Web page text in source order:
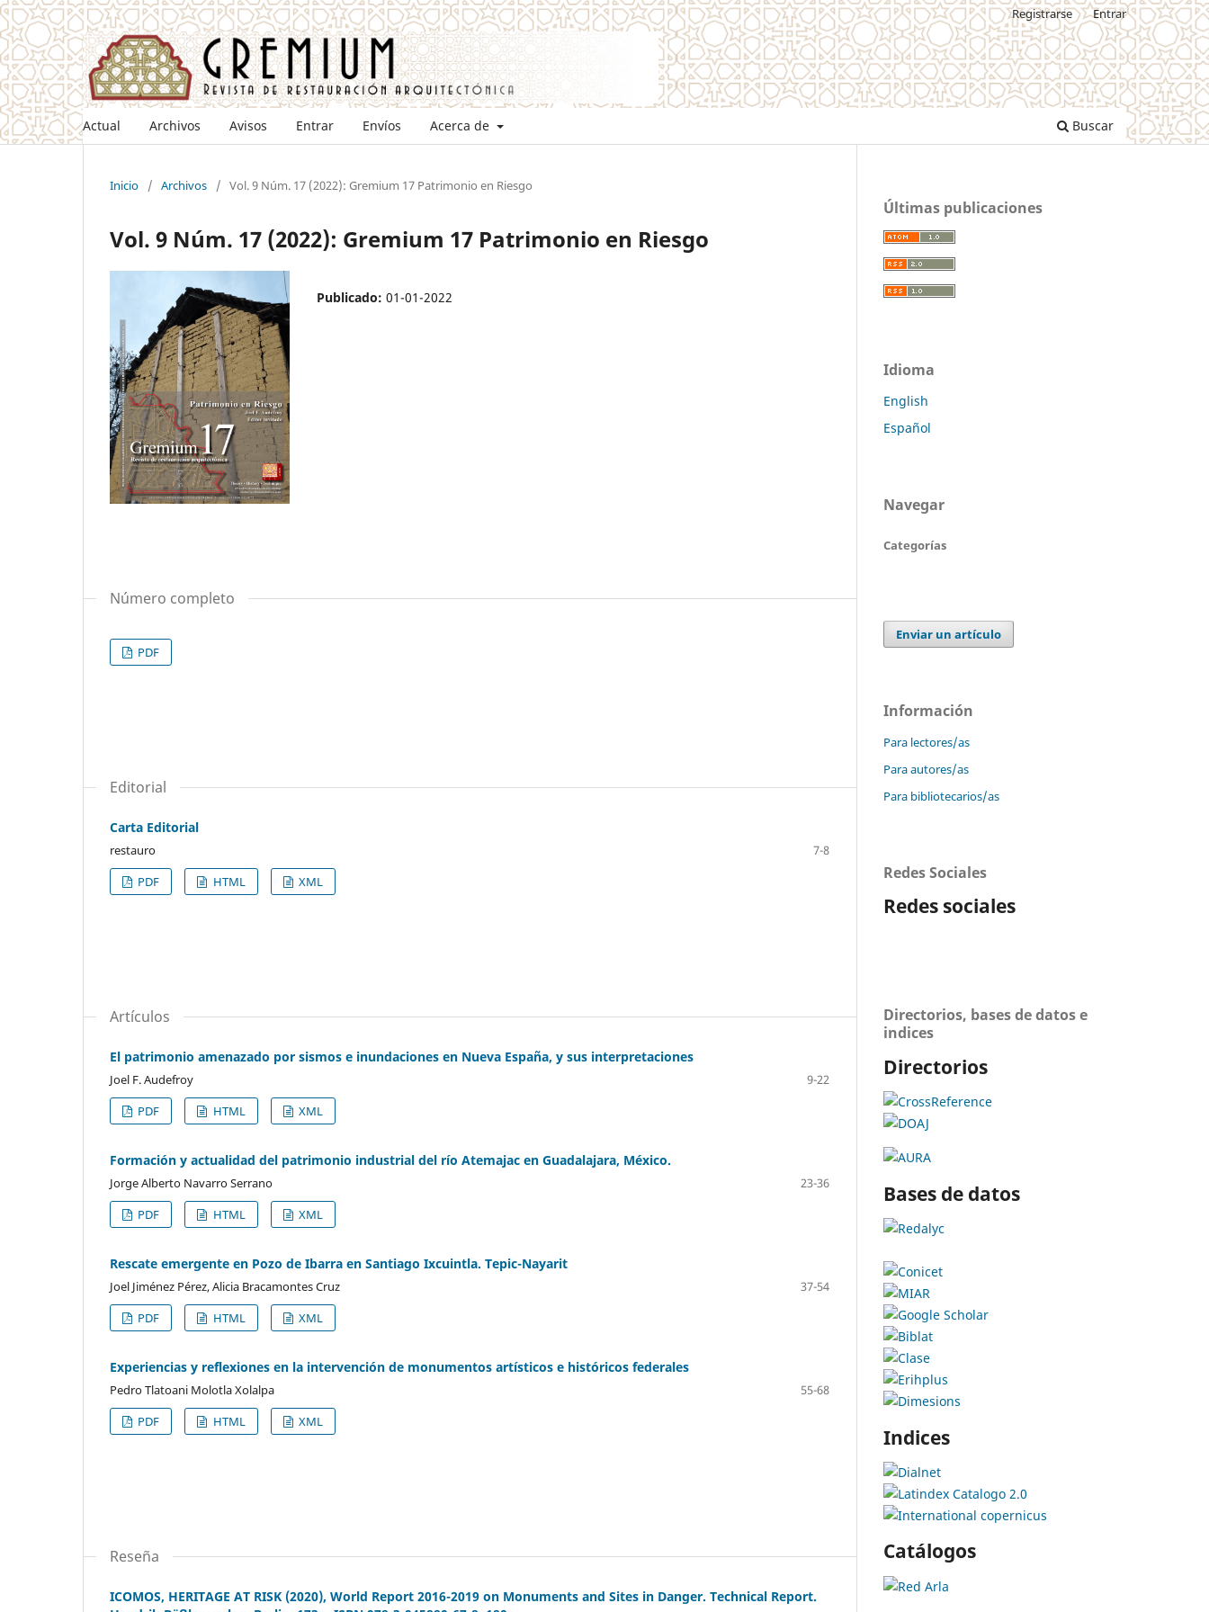
Actual Archivos Avisos Entrar Envíos Acerca de Buscar
Registrarse Entrar
Inicio / Archivos / Vol. 9 Núm. 17 (2022): Gremium 17 Patrimonio en Riesgo
Vol. 9 Núm. 17 (2022): Gremium 17 Patrimonio en Riesgo
Publicado: 01-01-2022
Número completo
PDF
Editorial
Carta Editorial
restauro
7-8
PDF
HTML XML
Artículos
El patrimonio amenazado por sismos e inundaciones en Nueva España, y sus interpretaciones
Joel F. Audefroy
9-22
PDF
HTML XML
Formación y actualidad del patrimonio industrial del río Atemajac en Guadalajara, México.
Jorge Alberto Navarro Serrano
23-36
PDF
HTML XML
Rescate emergente en Pozo de Ibarra en Santiago Ixcuintla. Tepic-Nayarit
Joel Jiménez Pérez, Alicia Bracamontes Cruz
37-54
PDF
HTML XML
Experiencias y reflexiones en la intervención de monumentos artísticos e históricos federales
Pedro Tlatoani Molotla Xolalpa
55-68
PDF
HTML XML
Reseña
ICOMOS, HERITAGE AT RISK (2020), World Report 2016-2019 on Monuments and Sites in Danger. Technical Report.
Últimas publicaciones
Idioma
English
Español
Navegar
Categorías
Enviar un artículo
Información
Para lectores/as
Para autores/as
Para bibliotecarios/as
Redes Sociales
Redes sociales
Directorios, bases de datos e
indices
Directorios
Bases de datos
Indices
Catálogos